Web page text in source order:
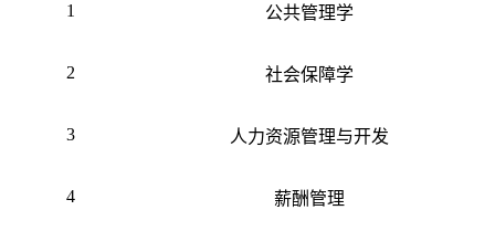
1 公共管理学
2 社会保障学
3 人力资源管理与开发
4 薪酬管理